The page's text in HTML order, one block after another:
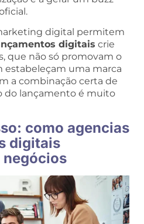
digital permitem
digitais crie
que não só promovam o
uma marca
a combinação certa de
do lançamento é muito
como agencias
digitais